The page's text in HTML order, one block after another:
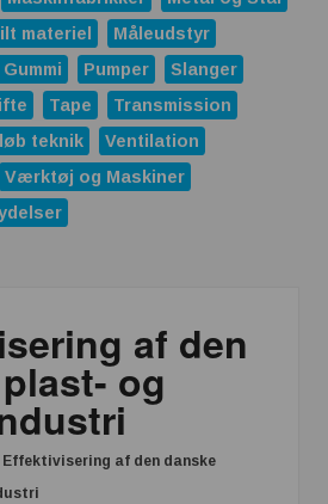
materiel
Måleudstyr
Pumper
Slanger
Tape
Transmission
teknik
Ventilation
Værktøj og Maskiner
af den
og
Effektivisering af den danske